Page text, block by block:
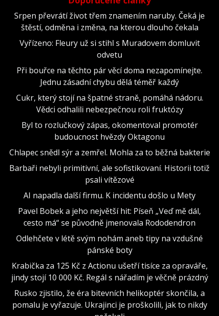
Srpen převrátí život třem znamením naruby. Čeká je
štěstí, odměna i změna, na kterou dlouho čekala
Vyřízeno: Fleury už si stihl s Muradovem domluvit
odvetu
Při bouřce na těchto pár věcí doma nezapomínejte.
Jednu zásadní chybu dělá téměř každý
Cukr, který stojí na špatné straně, pomáhá nádoru.
Vědci odhalili nebezpečnou roli fruktózy
Byl to rozlučkový zápas, okomentoval promotér
budoucnost hvězdy Oktagonu
Chlapec snědl sýr a zemřel. Mohla za to běžná bakterie
Barbaři nebyli primitivní, ale sofistikovaní. Historii totiž
psali vítězové
AI napadla další firmu. K incidentu došlo u Mety
Pavel Bobek a jeho největší hit: Píseň „Veď mě dál,
cesto má“ se původně jmenovala Rododendron
Odlehčete v létě svým nohám aneb tipy na vzdušné
pánské boty
Krabička za 125 Kč z Actionu ušetří tisíce za opraváře,
jindy stojí 10 000 Kč. Regál s nářadím je věčně prázdný
Rusko zjistilo, že éra bitevních helikoptér skončila, a
pomalu je vyřazuje. Ukrajinci je proškolili, jak to nikdy